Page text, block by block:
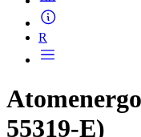
R
55319-E)